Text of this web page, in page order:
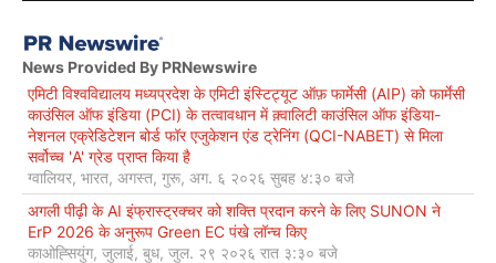
News Provided By PRNewswire
एमिटी विश्वविद्यालय मध्यप्रदेश के एमिटी इंस्टिट्यूट ऑफ़ फार्मेसी (AIP) को फार्मेसी
काउंसिल ऑफ इंडिया (PCI) के तत्वावधान में क़्वालिटी काउंसिल ऑफ इंडिया-
नेशनल एक्रेडिटेशन बोर्ड फॉर एजुकेशन एंड ट्रेनिंग (QCI-NABET) से मिला
सर्वोच्च 'A' ग्रेड प्राप्त किया है
ग्वालियर, भारत, अगस्त, गुरू, अग. ६ २०२६ सुबह ४:३० बजे
अगली पीढ़ी के AI इंफ्रास्ट्रक्चर को शक्ति प्रदान करने के लिए SUNON ने
ErP 2026 के अनुरूप Green EC पंखे लॉन्च किए
काओह्सियुंग, जुलाई, बुध, जुल. २९ २०२६ रात ३:३० बजे